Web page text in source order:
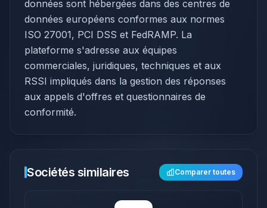
données sont hébergées dans des centres de
données européens conformes aux normes
ISO 27001, PCI DSS et FedRAMP. La
plateforme s'adresse aux équipes
commerciales, juridiques, techniques et aux
RSSI impliqués dans la gestion des réponses
aux appels d'offres et questionnaires de
conformité.
Sociétés similaires Comparer toutes